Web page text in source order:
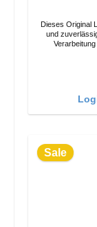
Dieses Original
und zuverlässig
Sale